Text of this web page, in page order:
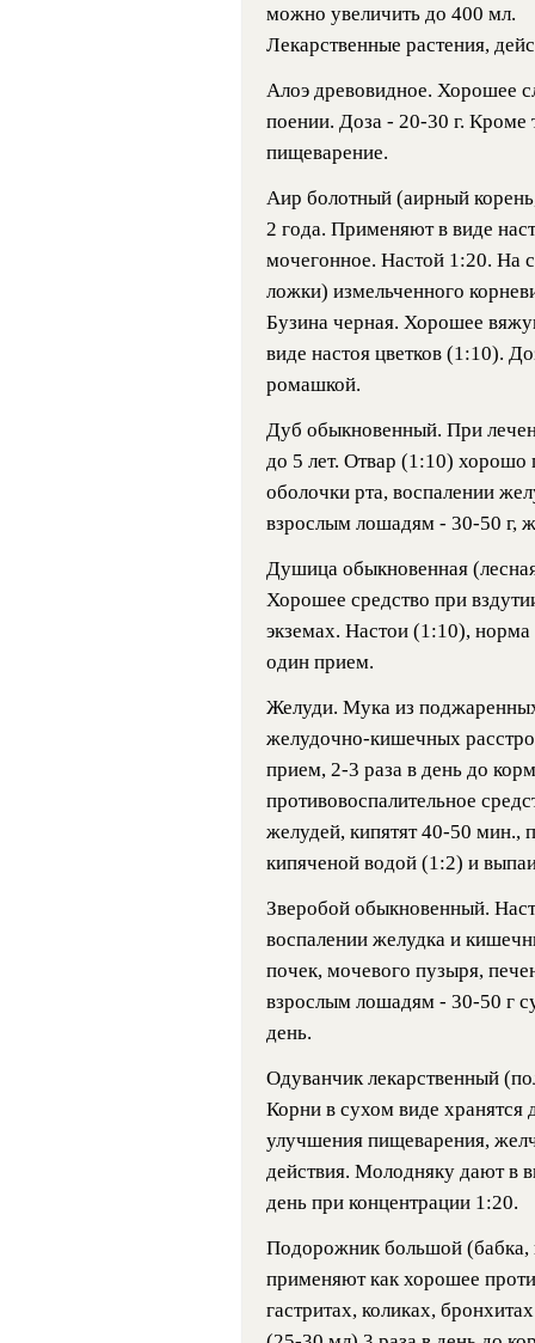
можно увеличить до 400 мл.
Лекарственные растения,
Алоэ древовидное. Хорошее
поении. Доза - 20-30 г. Кроме
пищеварение.
Аир болотный (аирный
2 года. Применяют в виде
мочегонное. Настой 1:20. На
ложки) измельченного
Бузина черная. Хорошее
виде настоя цветков (1:10).
ромашкой.
Дуб обыкновенный. При
до 5 лет. Отвар (1:10) хорошо
оболочки рта, воспалении
взрослым лошадям - 30-50 г,
Душица обыкновенная
Хорошее средство при
экземах. Настои (1:10),
один прием.
Желуди. Мука из
желудочно-кишечных
прием, 2-3 раза в день до
противовоспалительное
желудей, кипятят 40-50 мин.,
кипяченой водой (1:2) и
Зверобой обыкновенный.
воспалении желудка и
почек, мочевого пузыря,
взрослым лошадям - 30-50 г
день.
Одуванчик лекарственный
Корни в сухом виде хранятся
улучшения пищеварения,
действия. Молодняку дают в
день при концентрации 1:20.
Подорожник большой (бабка,
применяют как хорошее
гастритах, коликах,